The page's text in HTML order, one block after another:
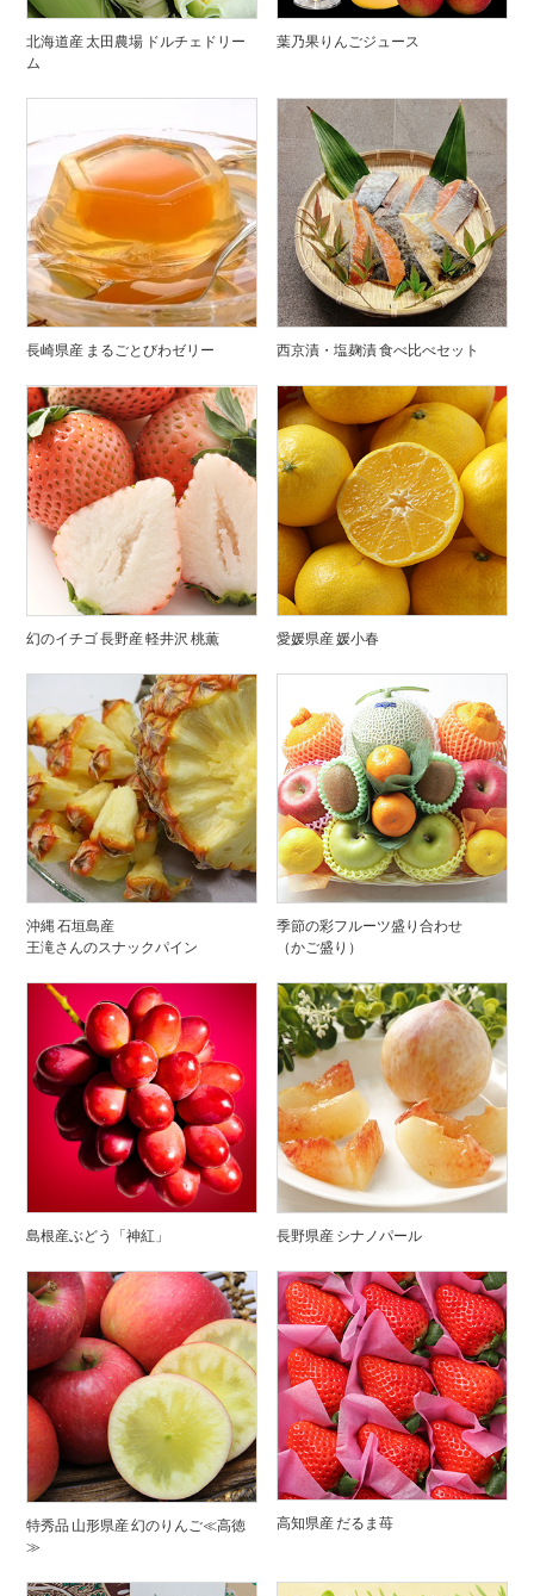
北海道産 太田農場 ドルチェドリー
ム
葉乃果りんごジュース
長崎県産 まるごとびわゼリー 西京漬・塩麹漬 食べ比べセット
幻のイチゴ 長野産 軽井沢 桃薫 愛媛県産 媛小春
沖縄 石垣島産
王滝さんのスナックパイン
季節の彩フルーツ盛り合わせ
（かご盛り）
島根産ぶどう「神紅」 長野県産 シナノパール
特秀品 山形県産 幻のりんご≪高徳
≫
高知県産 だるま苺